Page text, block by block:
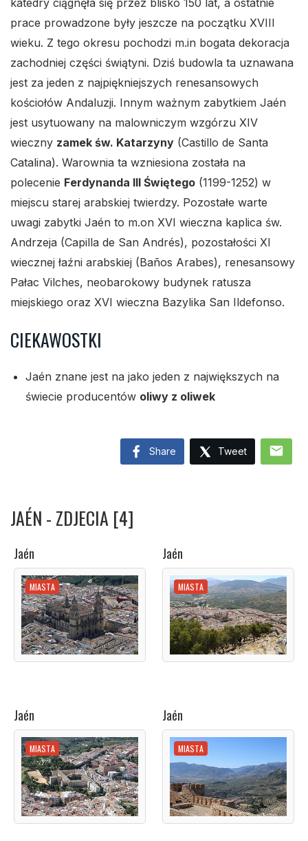
katedry ciągnęła się przez blisko 150 lat, a ostatnie
prace prowadzone były jeszcze na początku XVIII
wieku. Z tego okresu pochodzi m.in bogata dekoracja
zachodniej części świątyni. Dziś budowla ta uznawana
jest za jeden z najpiękniejszych renesansowych
kościołów Andaluzji. Innym ważnym zabytkiem Jaén
jest usytuowany na malowniczym wzgórzu XIV
wieczny zamek św. Katarzyny (Castillo de Santa
Catalina). Warownia ta wzniesiona została na
polecenie Ferdynanda III Świętego (1199-1252) w
miejscu starej arabskiej twierdzy. Pozostałe warte
uwagi zabytki Jaén to m.on XVI wieczna kaplica św.
Andrzeja (Capilla de San Andrés), pozostałości XI
wiecznej łaźni arabskiej (Baños Arabes), renesansowy
Pałac Vilches, neobarokowy budynek ratusza
miejskiego oraz XVI wieczna Bazylika San Ildefonso.
CIEKAWOSTKI
Jaén znane jest na jako jeden z największych na
świecie producentów oliwy z oliwek
Share Tweet mail
JAÉN - ZDJECIA [4]
Jaén
MIASTA
Jaén
MIASTA
Jaén
MIASTA
Jaén
MIASTA